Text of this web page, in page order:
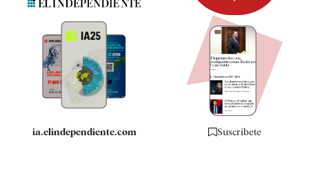
Quiénes somos
Especificaciones
ia.elindependiente.com Suscríbete